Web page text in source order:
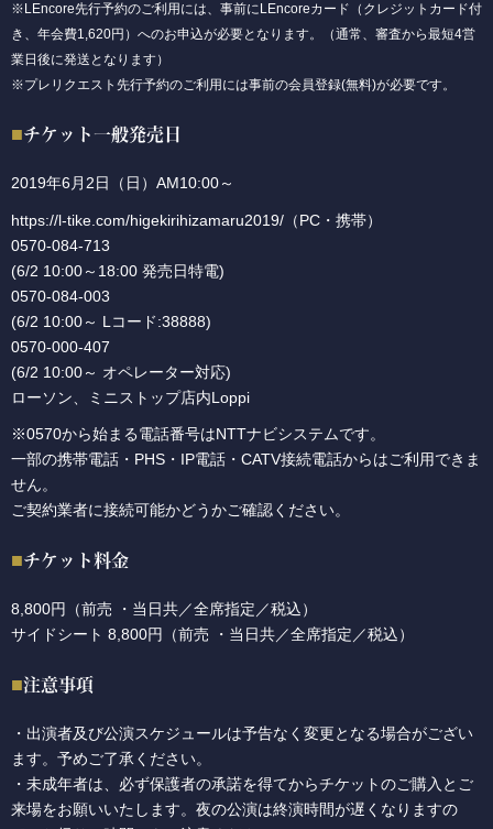
※LEncore先行予約のご利用には、事前にLEncoreカード（クレジットカード付
き、年会費1,620円）へのお申込が必要となります。（通常、審査から最短4営
業日後に発送となります）
※プレリクエスト先行予約のご利用には事前の会員登録(無料)が必要です。
チケット一般発売日
2019年6月2日（日）AM10:00～
https://l-tike.com/higekirihizamaru2019/ （PC・携帯）
0570-084-713
(6/2 10:00～18:00 発売日特電)
0570-084-003
(6/2 10:00～ Lコード:38888)
0570-000-407
(6/2 10:00～ オペレーター対応)
ローソン、ミニストップ店内Loppi
※0570から始まる電話番号はNTTナビシステムです。
一部の携帯電話・PHS・IP電話・CATV接続電話からはご利用できま
せん。
ご契約業者に接続可能かどうかご確認ください。
チケット料金
8,800円（前売 ・当日共／全席指定／税込）
サイドシート 8,800円（前売 ・当日共／全席指定／税込）
注意事項
・出演者及び公演スケジュールは予告なく変更となる場合がござい
ます。予めご了承ください。
・未成年者は、必ず保護者の承諾を得てからチケットのご購入とご
来場をお願いいたします。夜の公演は終演時間が遅くなりますの